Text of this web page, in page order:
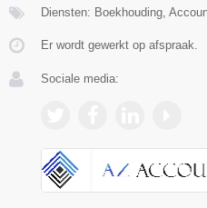
Diensten: Boekhouding,
Er wordt gewerkt op afspraak.
Sociale media: